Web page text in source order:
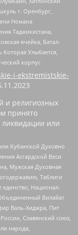
г. Оренбург,
Номана
Таджикистана,
ячейка, Батал-
Улыбается,
корпус
i-ekstremistskie-
и религиозных
принято
или
Кубанской Духовно
Асгардской Веси
Мужская Духовная
Таблиги
единство, Национал-
Вилайат
Валь-Хиджра, Пит
Славянский союз,
народа,